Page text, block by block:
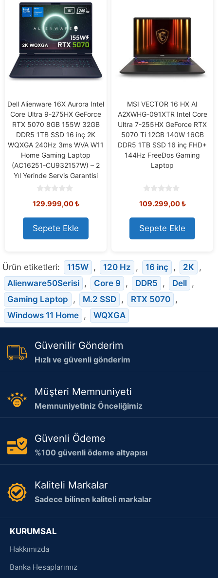
Dell Alienware 16X Aurora Intel
Core Ultra 9-275HX GeForce
RTX 5070 8GB 155W 32GB
DDR5 1TB SSD 16 inç 2K
WQXGA 240Hz 3ms WVA W11
Home Gaming Laptop
(AC16251-CU932157W) – 2
Yıl Yerinde Servis Garantisi
o
t
o
f
5
129.999,00₺
Sepete Ekle
MSI VECTOR 16 HX AI
A2XWHG-091XTR Intel Core
Ultra 7-255HX GeForce RTX
5070 Ti 12GB 140W 16GB
DDR5 1TB SSD 16 inç FHD+
144Hz FreeDos Gaming
Laptop
o
t
o
f
5
109.299,00₺
Sepete Ekle
Ürün etiketleri: 115W , 120 Hz , 16 inç , 2K ,
Alienware50Serisi , Core 9 , DDR5 , Dell ,
Gaming Laptop , M.2 SSD , RTX 5070 ,
Windows 11 Home , WQXGA
Güvenilir Gönderim
Hızlı ve güvenli gönderim
Müşteri Memnuniyeti
Memnuniyetiniz Önceliğimiz
Güvenli Ödeme
%100 güvenli ödeme altyapısı
Kaliteli Markalar
Sadece bilinen kaliteli markalar
KURUMSAL
Hakkımızda
Banka Hesaplarımız